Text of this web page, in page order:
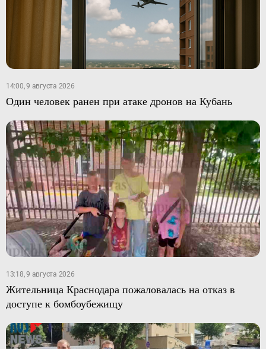
14:00, 9 августа 2026
Один человек ранен при атаке дронов на Кубань
13:18, 9 августа 2026
Жительница Краснодара пожаловалась на отказ в
доступе к бомбоубежищу